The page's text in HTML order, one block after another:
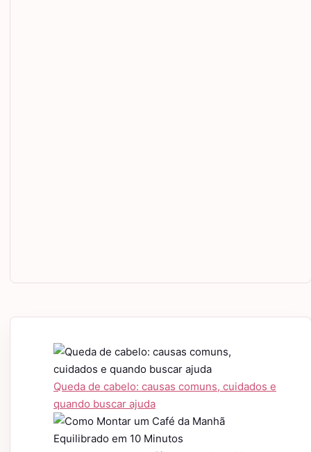
Queda de cabelo: causas comuns, cuidados e
quando buscar ajuda